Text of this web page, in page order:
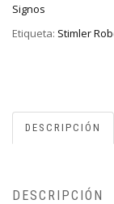
Signos
Etiqueta: Stimler
DESCRIPCIÓN
DESCRIPCIÓN